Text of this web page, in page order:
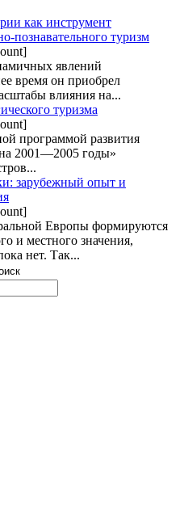
как инструмент
познавательного туризм
явлений
время он приобрел
влияния на...
туризма
программой развития
2001—2005 годы»
зарубежный опыт и
Европы формируются
и местного значения,
нет. Так...